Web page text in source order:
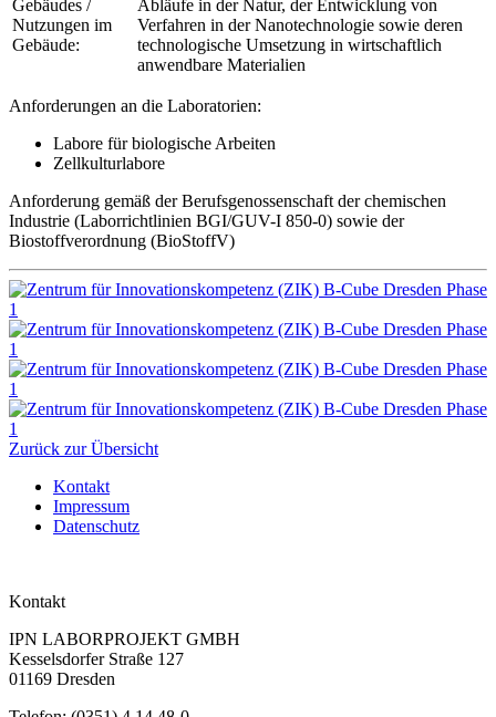
Gebäudes /
Nutzungen im
Gebäude:
Abläufe in der Natur, der Entwicklung von
Verfahren in der Nanotechnologie sowie deren
technologische Umsetzung in wirtschaftlich
anwendbare Materialien
Anforderungen an die Laboratorien:
Labore für biologische Arbeiten
Zellkulturlabore
Anforderung gemäß der Berufsgenossenschaft der chemischen
Industrie (Laborrichtlinien BGI/GUV-I 850-0) sowie der
Biostoffverordnung (BioStoffV)
Zurück zur Übersicht
Kontakt
Impressum
Datenschutz
Kontakt
IPN LABORPROJEKT GMBH
Kesselsdorfer Straße 127
01169 Dresden